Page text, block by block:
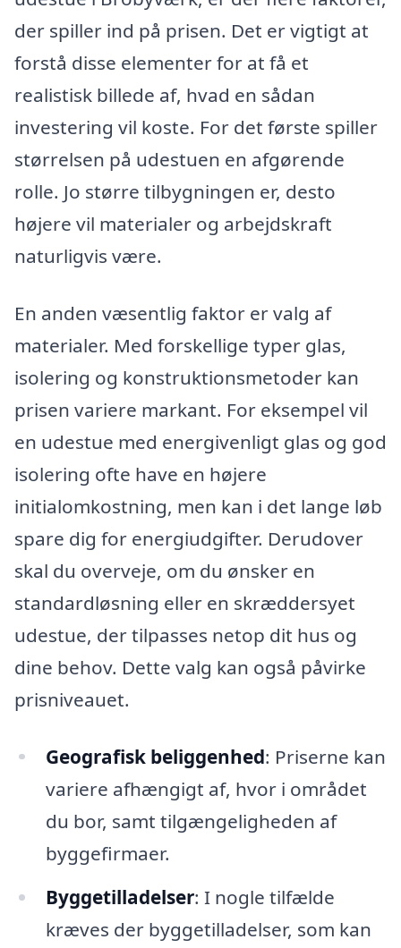
der spiller ind på prisen. Det er vigtigt at
forstå disse elementer for at få et
realistisk billede af, hvad en sådan
investering vil koste. For det første spiller
størrelsen på udestuen en afgørende
rolle. Jo større tilbygningen er, desto
højere vil materialer og arbejdskraft
naturligvis være.
En anden væsentlig faktor er valg af
materialer. Med forskellige typer glas,
isolering og konstruktionsmetoder kan
prisen variere markant. For eksempel vil
en udestue med energivenligt glas og god
isolering ofte have en højere
initialomkostning, men kan i det lange løb
spare dig for energiudgifter. Derudover
skal du overveje, om du ønsker en
standardløsning eller en skræddersyet
udestue, der tilpasses netop dit hus og
dine behov. Dette valg kan også påvirke
prisniveauet.
Geografisk beliggenhed: Priserne kan
variere afhængigt af, hvor i området
du bor, samt tilgængeligheden af
byggefirmaer.
Byggetilladelser: I nogle tilfælde
kræves der byggetilladelser, som kan